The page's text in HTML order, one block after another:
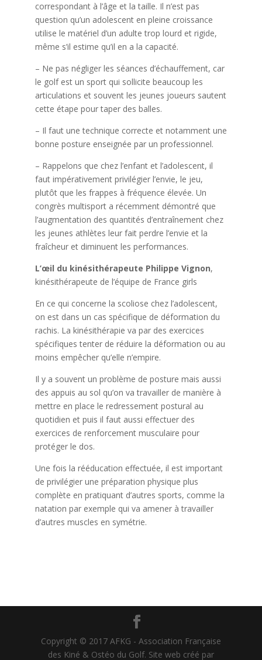
correspondant à l’âge et la taille. Il n’est pas
question qu’un adolescent en pleine croissance
utilise le matériel d’un adulte trop lourd et rigide,
même s’il estime qu’il en a la capacité.
– Ne pas négliger les séances d’échauffement, car
le golf est un sport qui sollicite beaucoup les
articulations et souvent les jeunes joueurs sautent
cette étape pour taper des balles.
– Il faut une technique correcte et notamment une
bonne posture enseignée par un professionnel.
– Rappelons que chez l’enfant et l’adolescent, il
faut impérativement privilégier l’envie, le jeu,
plutôt que les frappes à fréquence élevée. Un
congrès multisport a récemment démontré que
l’augmentation des quantités d’entraînement chez
les jeunes athlètes leur fait perdre l’envie et la
fraîcheur et diminuent les performances.
L’œil du kinésithérapeute Philippe Vignon,
kinésithérapeute de l’équipe de France girls
En ce qui concerne la scoliose chez l’adolescent,
on est dans un cas spécifique de déformation du
rachis. La kinésithérapie va par des exercices
spécifiques tenter de réduire la déformation ou au
moins empêcher qu’elle n’empire.
Il y a souvent un problème de posture mais aussi
des appuis au sol qu’on va travailler de manière à
mettre en place le redressement postural au
quotidien et puis il faut aussi effectuer des
exercices de renforcement musculaire pour
protéger le dos.
Une fois la rééducation effectuée, il est important
de privilégier une préparation physique plus
complète en pratiquant d’autres sports, comme la
natation par exemple qui va amener à travailler
d’autres muscles en symétrie.
Copyright © 2017 AFKG - Association Française
des Kiné & Ostéo du Golf. Site web créé par